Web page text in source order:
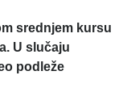
srednjem kursu
U slučaju
podleže